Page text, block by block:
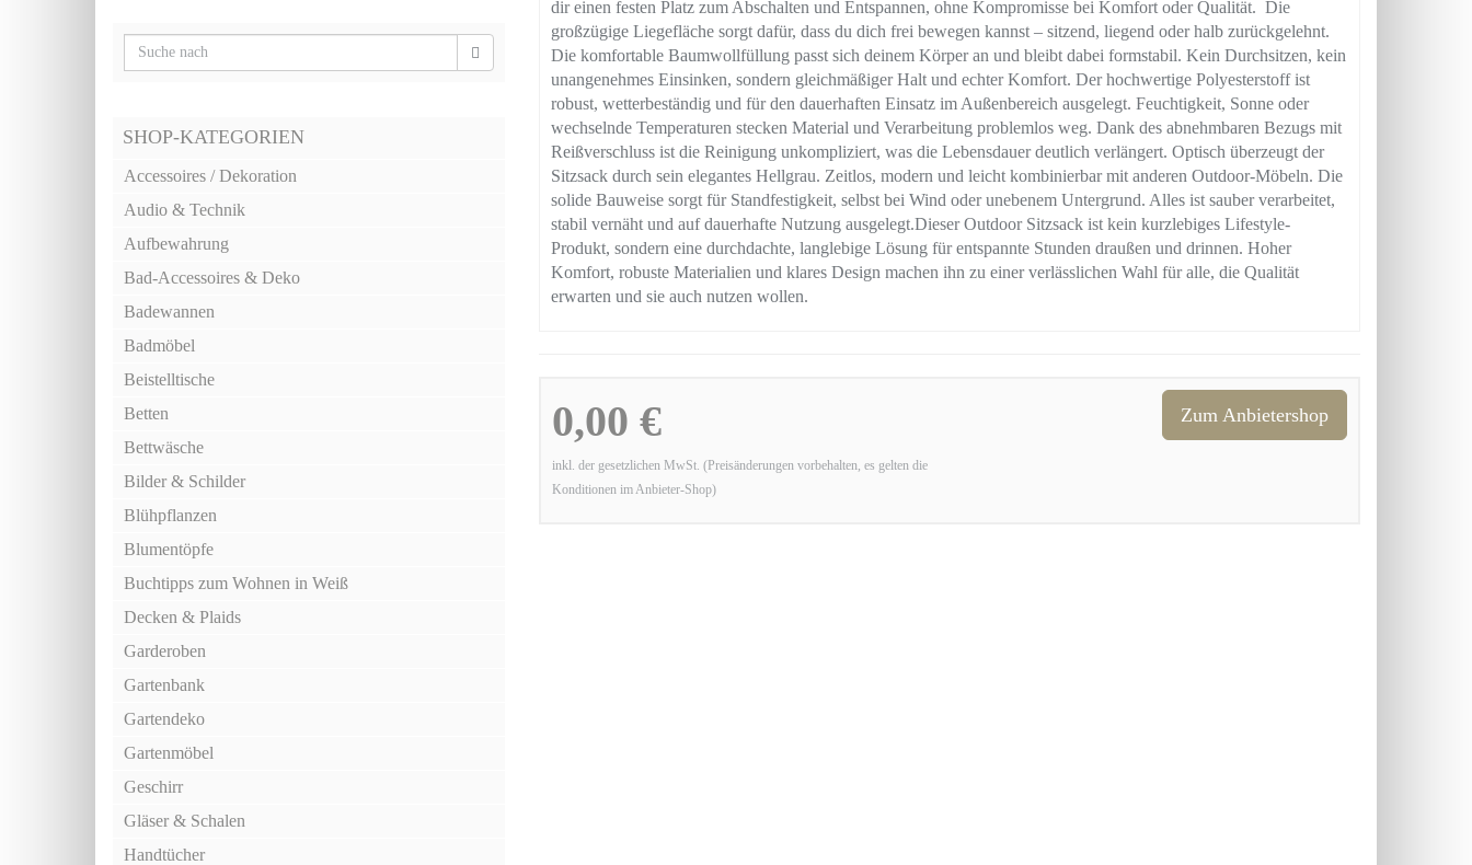
dir einen festen Platz zum Abschalten und Entspannen, ohne Kompromisse bei Komfort oder Qualität. Die
großzügige Liegefläche sorgt dafür, dass du dich frei bewegen kannst – sitzend, liegend oder halb zurückgelehnt.
Die komfortable Baumwollfüllung passt sich deinem Körper an und bleibt dabei formstabil. Kein Durchsitzen, kein
unangenehmes Einsinken, sondern gleichmäßiger Halt und echter Komfort. Der hochwertige Polyesterstoff ist
robust, wetterbeständig und für den dauerhaften Einsatz im Außenbereich ausgelegt. Feuchtigkeit, Sonne oder
wechselnde Temperaturen stecken Material und Verarbeitung problemlos weg. Dank des abnehmbaren Bezugs mit
Reißverschluss ist die Reinigung unkompliziert, was die Lebensdauer deutlich verlängert. Optisch überzeugt der
Sitzsack durch sein elegantes Hellgrau. Zeitlos, modern und leicht kombinierbar mit anderen Outdoor-Möbeln. Die
solide Bauweise sorgt für Standfestigkeit, selbst bei Wind oder unebenem Untergrund. Alles ist sauber verarbeitet,
stabil vernäht und auf dauerhafte Nutzung ausgelegt.Dieser Outdoor Sitzsack ist kein kurzlebiges Lifestyle-
Produkt, sondern eine durchdachte, langlebige Lösung für entspannte Stunden draußen und drinnen. Hoher
Komfort, robuste Materialien und klares Design machen ihn zu einer verlässlichen Wahl für alle, die Qualität
erwarten und sie auch nutzen wollen.
0,00 €
inkl. der gesetzlichen MwSt. (Preisänderungen vorbehalten, es gelten die
Konditionen im Anbieter-Shop)
Zum Anbietershop
SHOP-KATEGORIEN
Accessoires / Dekoration
Audio & Technik
Aufbewahrung
Bad-Accessoires & Deko
Badewannen
Badmöbel
Beistelltische
Betten
Bettwäsche
Bilder & Schilder
Blühpflanzen
Blumentöpfe
Buchtipps zum Wohnen in Weiß
Decken & Plaids
Garderoben
Gartenbank
Gartendeko
Gartenmöbel
Geschirr
Gläser & Schalen
Handtücher